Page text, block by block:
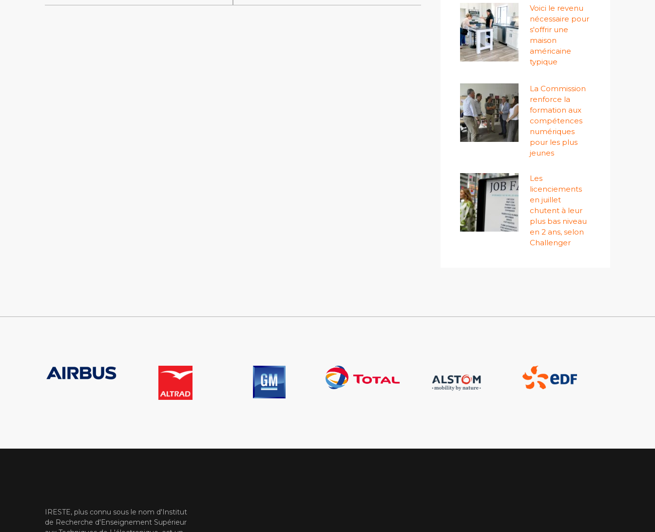
Voici le revenu
nécessaire pour
s'offrir une
maison
américaine
typique
La Commission
renforce la
formation aux
compétences
numériques
pour les plus
jeunes
Les
licenciements
en juillet
chutent à leur
plus bas niveau
en 2 ans, selon
Challenger
IRESTE, plus connu sous le nom d'Institut
de Recherche d'Enseignement Supérieur